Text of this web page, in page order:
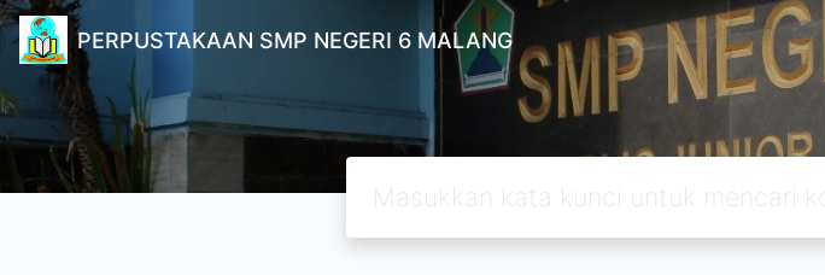
PERPUSTAKAAN SMP NEGERI 6 MALANG